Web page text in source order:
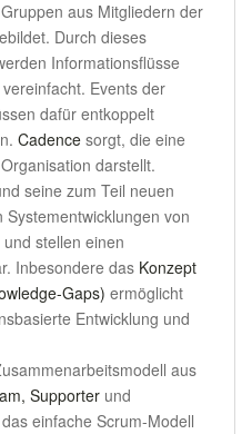
aus Mitgliedern der
Durch dieses
Informationsflüsse
Events der
dafür entkoppelt
Cadence sorgt, die eine
darstellt.
seine zum Teil neuen
von
stellen einen
Inbesondere das Konzept
Gaps) ermöglicht
Entwicklung und
aus
Supporter und
einfache Scrum-Modell